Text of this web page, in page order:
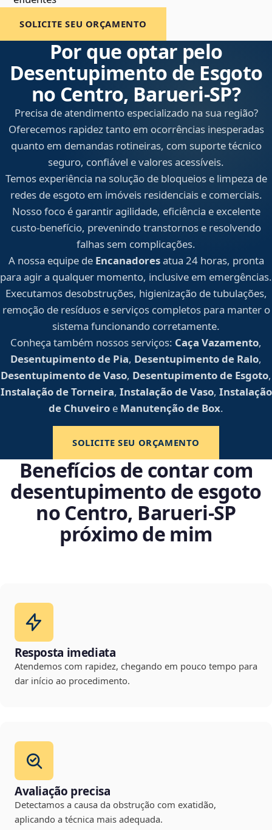
SOLICITE SEU ORÇAMENTO
Por que optar pelo
Desentupimento de Esgoto
no Centro, Barueri‑SP?
Precisa de atendimento especializado na sua região?
Oferecemos rapidez tanto em ocorrências inesperadas
quanto em demandas rotineiras, com suporte técnico
seguro, confiável e valores acessíveis.
Temos experiência na solução de bloqueios e limpeza de
redes de esgoto em imóveis residenciais e comerciais.
Nosso foco é garantir agilidade, eficiência e excelente
custo-benefício, prevenindo transtornos e resolvendo
falhas sem complicações.
A nossa equipe de Encanadoresatua 24 horas, pronta
para agir a qualquer momento, inclusive em emergências.
Executamos desobstruções, higienização de tubulações,
remoção de resíduos e serviços completos para manter o
sistema funcionando corretamente.
Conheça também nossos serviços: Caça Vazamento,
Desentupimento de Pia, Desentupimento de Ralo,
Desentupimento de Vaso, Desentupimento de Esgoto,
Instalação de Torneira, Instalação de Vaso, Instalação
de Chuveiro e Manutenção de Box.
SOLICITE SEU ORÇAMENTO
Benefícios de contar com
desentupimento de esgoto
no Centro, Barueri‑SP
próximo de mim
Resposta imediata
Atendemos com rapidez, chegando em pouco tempo para
dar início ao procedimento.
Avaliação precisa
Detectamos a causa da obstrução com exatidão,
aplicando a técnica mais adequada.